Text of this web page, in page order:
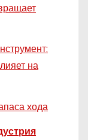
на
хода